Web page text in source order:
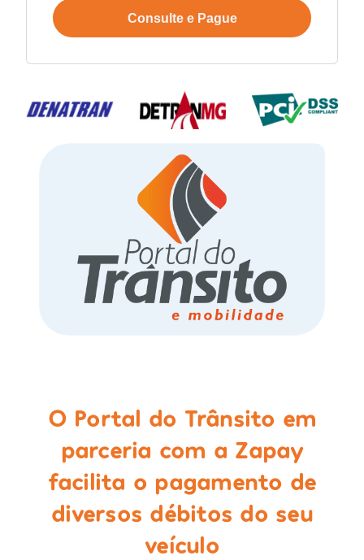
Consulte e Pague
O Portal do Trânsito em
parceria com a Zapay
facilita o pagamento de
diversos débitos do seu
veículo